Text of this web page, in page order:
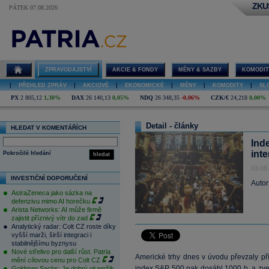
PÁTEK 07.08.2026
ZPRAVODAJSTVÍ AKCIE & FONDY MĚNY & SAZBY
PŘEHLED ZPRÁV AKCIOVÉ EKONOMICKÉ MĚNY KOMODITY
PX 2 805,12 1,30% DAX 26 140,13 0,05% NDQ 26 348,35 -0,06% CZK/€ 24,218 0,00%
HLEDAT V KOMENTÁŘÍCH
hledat
Pokročilé hledání
INVESTIČNÍ DOPORUČENÍ
AstraZeneca jako sázka na
defenzivu mimo AI horečku
Arista Networks: AI může firmě
zajistit příznivý vítr do zad
Analytický radar: Colt CZ roste díky
vyšší marži, širší integraci i
stabilnějšímu byznysu
Nové střelivo pro další růst. Patria
mění cílovou cenu pro Colt CZ
Detail - články
Americké trhy dnes v úvodu převzaly